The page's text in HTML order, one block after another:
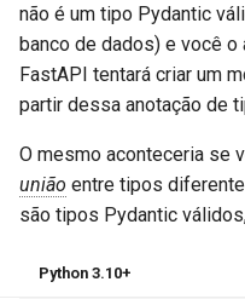
não é um tipo Pydantic
banco de dados) e você o
FastAPI tentará criar um
partir dessa anotação de
O mesmo aconteceria se
união entre tipos
são tipos Pydantic
Python 3.10+